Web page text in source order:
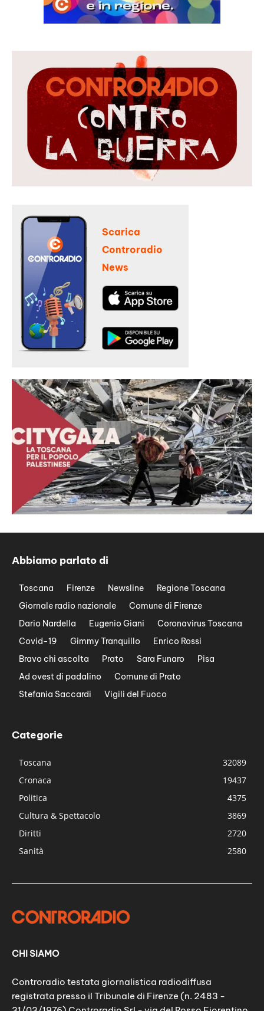
Scarica
Controradio
News
Abbiamo parlato di
Toscana Firenze Newsline
Regione Toscana
Giornale radio nazionale
Comune di Firenze
Dario Nardella
Eugenio Giani
Coronavirus Toscana
Covid-19
Gimmy Tranquillo
Enrico Rossi
Bravo chi ascolta
Prato Sara Funaro
Pisa
Ad ovest di padalino
Comune di Prato
Stefania Saccardi
Vigili del Fuoco
Categorie
Toscana
32089
Cronaca
19437
Politica
4375
Cultura & Spettacolo
3869
Diritti
2720
Sanità
2580
CHI SIAMO
Controradio testata giornalistica radiodiffusa
registrata presso il Tribunale di Firenze (n. 2483 -